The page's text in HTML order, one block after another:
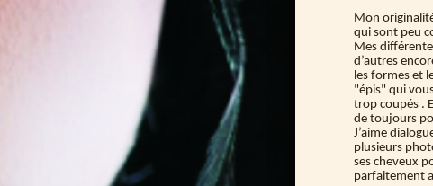
Mon
qui sont peu
Mes
d’autres
les formes et
"épis" qui
trop coupés .
de toujours
J’aime
plusieurs
ses cheveux
parfaitement